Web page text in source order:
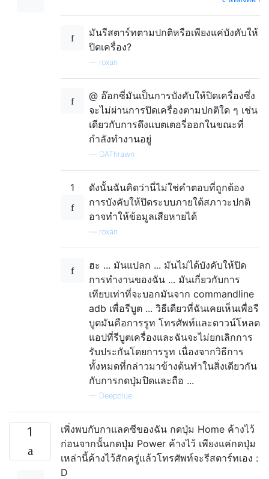
มันรีสตาร์ทตามปกติหรือเพียงแค่บังคับให้
ปิดเครื่อง?
roxan
@ อ๊อกซี่มันเป็นการบังคับให้ปิดเครื่องซึ่ง
จะไม่ผ่านการปิดเครื่องตามปกติใด ๆ เช่น
เดียวกับการดึงแบตเตอรี่ออกในขณะที่
กำลังทำงานอยู่
— GAThrawn
1
ดังนั้นฉันคิดว่านี่ไม่ใช่คำตอบที่ถูกต้อง
การบังคับให้ปิดระบบภายใต้สภาวะปกติ
อาจทำให้ข้อมูลเสียหายได้
roxan
ฮะ ... มันแปลก ... มันไม่ได้บังคับให้ปิด
การทำงานของฉัน ... มันเกี่ยวกับการ
เทียบเท่าที่จะบอกมันจาก commandline
adb เพื่อรีบูต ... วิธีเดียวที่ฉันเคยเห็นเพื่อรี
บูตมันคือการรูท โทรศัพท์และดาวน์โหลด
แอปที่รีบูตเครื่องและฉันจะไม่ยกเลิกการ
รับประกันโดยการรูท เนื่องจากวิธีการ
ทั้งหมดที่กล่าวมาข้างต้นทำในสิ่งเดียวกัน
กับการกดปุ่มปิดและถือ ...
— Deepblue
1
เพิ่งพบกับกาแลคซีของฉัน กดปุ่ม Home ค้างไว้
ก่อนจากนั้นกดปุ่ม Power ค้างไว้ เพียงแค่กดปุ่ม
เหล่านี้ค้างไว้สักครู่แล้วโทรศัพท์จะรีสตาร์ทเอง :
D